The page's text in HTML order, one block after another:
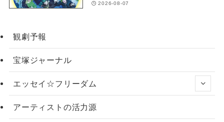
2026-08-07
観劇予報
宝塚ジャーナル
エッセイ☆フリーダム
アーティストの活力源